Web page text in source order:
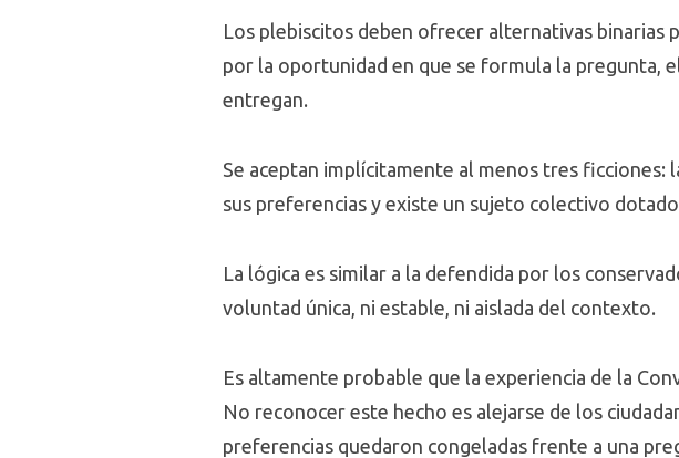
Los plebiscitos deben ofrecer alternativas binarias
por la oportunidad en que se formula la pregunta,
entregan.
Se aceptan implícitamente al menos tres
sus preferencias y existe un sujeto colectivo
La lógica es similar a la defendida por los
voluntad única, ni estable, ni aislada del contexto.
Es altamente probable que la experiencia de la
No reconocer este hecho es alejarse de los
preferencias quedaron congeladas frente a una